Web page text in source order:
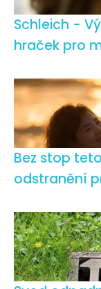
Schleich -
hraček pro
Bez stop
odstranění